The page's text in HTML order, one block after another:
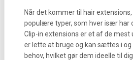
Når det kommer til hair
populære typer, som hver især har
Clip-in extensions er et af de mest
er lette at bruge og kan sættes i
behov, hvilket gør dem ideelle til